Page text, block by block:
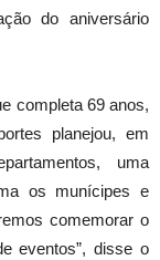
do aniversário
completa 69 anos,
planejou, em
uma
os munícipes e
comemorar o
eventos”, disse o